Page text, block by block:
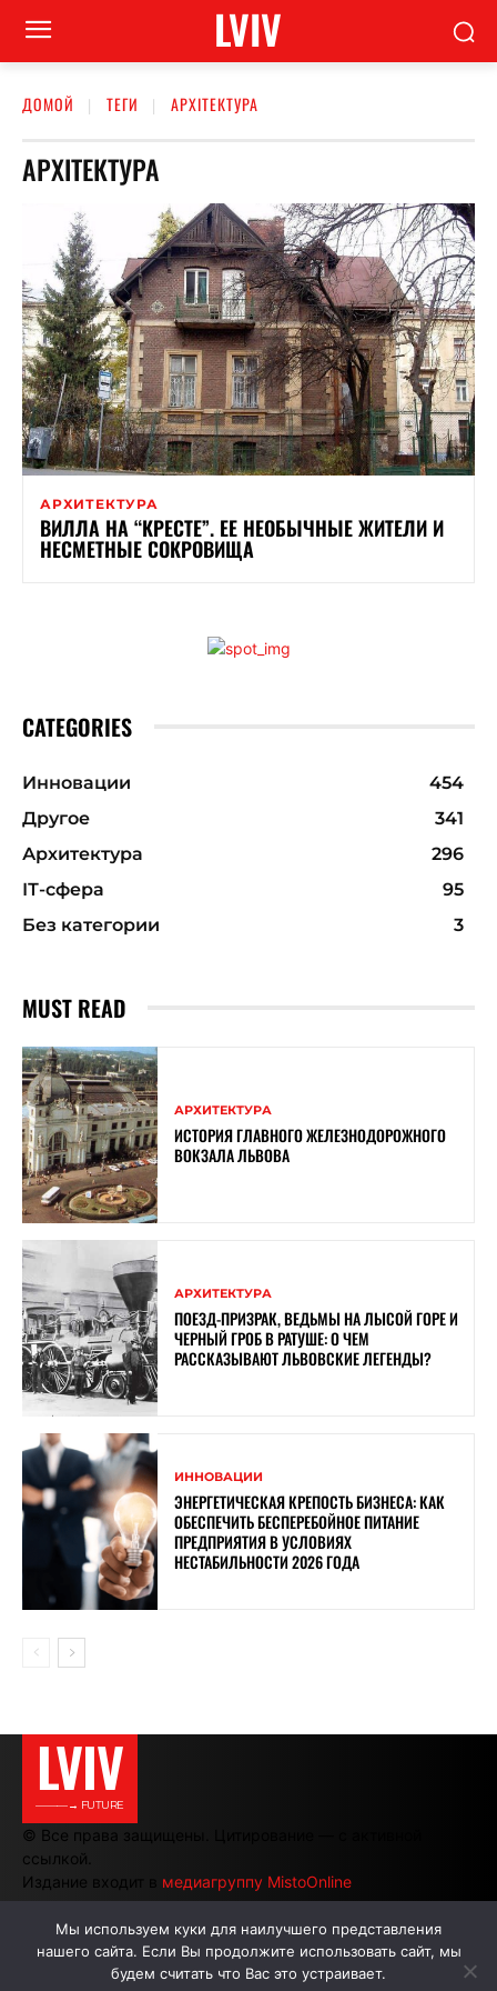
LVIV
ДОМОЙ ТЕГИ АРХІТЕКТУРА
АРХІТЕКТУРА
АРХИТЕКТУРА
ВИЛЛА НА “КРЕСТЕ”. ЕЕ НЕОБЫЧНЫЕ ЖИТЕЛИ И
НЕСМЕТНЫЕ СОКРОВИЩА
CATEGORIES
Инновации
454
Другое
341
Архитектура
296
ІТ-сфера
95
Без категории
3
MUST READ
АРХИТЕКТУРА
ИСТОРИЯ ГЛАВНОГО ЖЕЛЕЗНОДОРОЖНОГО
ВОКЗАЛА ЛЬВОВА
АРХИТЕКТУРА
ПОЕЗД-ПРИЗРАК, ВЕДЬМЫ НА ЛЫСОЙ ГОРЕ И
ЧЕРНЫЙ ГРОБ В РАТУШЕ: О ЧЕМ
РАССКАЗЫВАЮТ ЛЬВОВСКИЕ ЛЕГЕНДЫ?
ИННОВАЦИИ
ЭНЕРГЕТИЧЕСКАЯ КРЕПОСТЬ БИЗНЕСА: КАК
ОБЕСПЕЧИТЬ БЕСПЕРЕБОЙНОЕ ПИТАНИЕ
ПРЕДПРИЯТИЯ В УСЛОВИЯХ
НЕСТАБИЛЬНОСТИ 2026 ГОДА
LVIV
———→ FUTURE
© Все права защищены. Цитирование — с активной
ссылкой.
Издание входит в медиагруппу MistoOnline
АВТОРЫ РЕКЛАМА НА САЙТЕ
Мы используем куки для наилучшего представления
нашего сайта. Если Вы продолжите использовать сайт, мы
будем считать что Вас это устраивает.